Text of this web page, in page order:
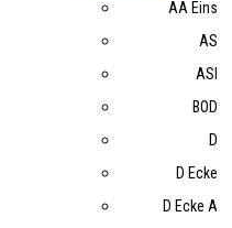
AA Eins
AS
ASI
BOD
D
D Ecke
D Ecke A